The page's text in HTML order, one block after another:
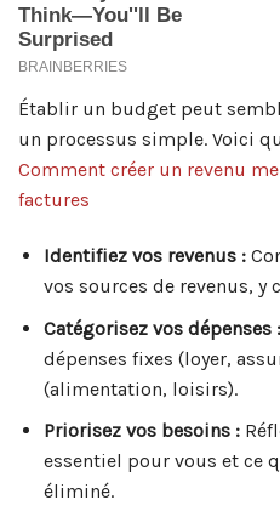
Établir un budget peut
un processus simple. Voici
Comment créer un revenu
factures
Identifiez vos revenus :
vos sources de revenus, y
Catégorisez vos dépenses :
dépenses fixes (loyer,
(alimentation, loisirs).
Priorisez vos besoins :
essentiel pour vous et ce
éliminé.